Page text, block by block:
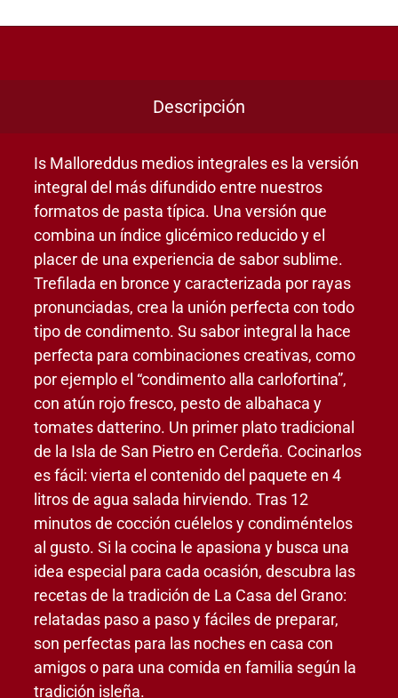
Descripción
Is Malloreddus medios integrales es la versión
integral del más difundido entre nuestros
formatos de pasta típica. Una versión que
combina un índice glicémico reducido y el
placer de una experiencia de sabor sublime.
Trefilada en bronce y caracterizada por rayas
pronunciadas, crea la unión perfecta con todo
tipo de condimento. Su sabor integral la hace
perfecta para combinaciones creativas, como
por ejemplo el “condimento alla carlofortina”,
con atún rojo fresco, pesto de albahaca y
tomates datterino. Un primer plato tradicional
de la Isla de San Pietro en Cerdeña. Cocinarlos
es fácil: vierta el contenido del paquete en 4
litros de agua salada hirviendo. Tras 12
minutos de cocción cuélelos y condiméntelos
al gusto. Si la cocina le apasiona y busca una
idea especial para cada ocasión, descubra las
recetas de la tradición de La Casa del Grano:
relatadas paso a paso y fáciles de preparar,
son perfectas para las noches en casa con
amigos o para una comida en familia según la
tradición isleña.